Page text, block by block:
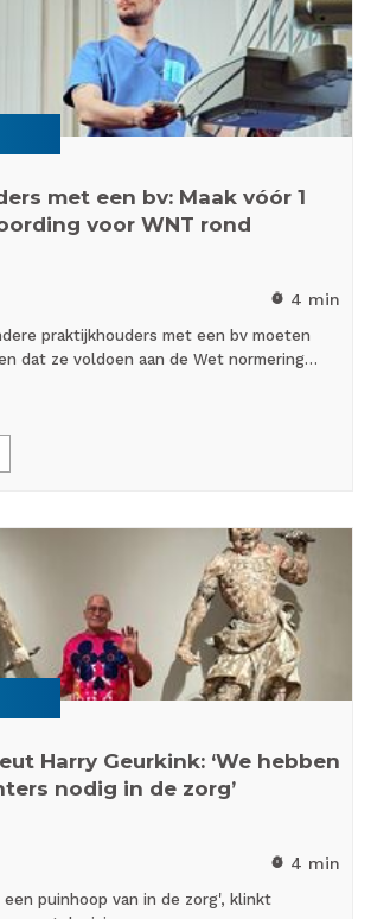
met een bv: Maak vóór 1
voor WNT rond
timer 4 min
praktijkhouders met een bv moeten
dat ze voldoen aan de Wet normering…
Harry Geurkink: ‘We hebben
nodig in de zorg’
timer 4 min
een puinhoop van in de zorg', klinkt